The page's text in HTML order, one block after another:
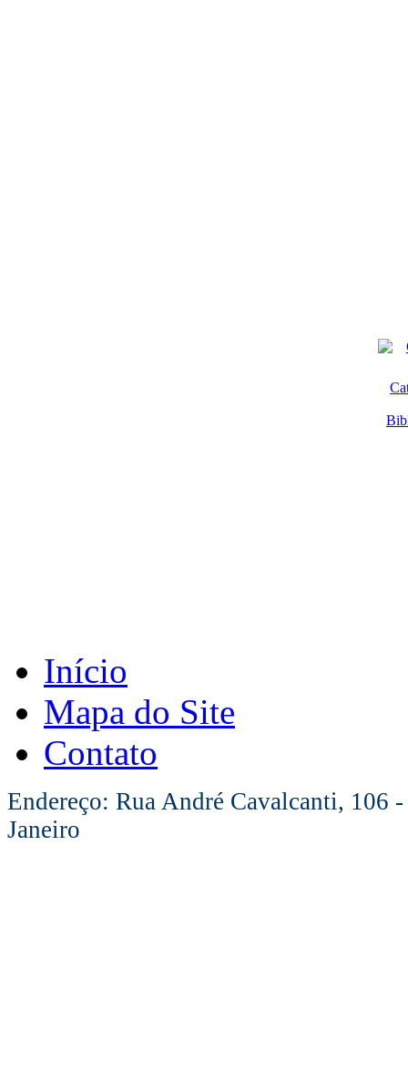
Início
Mapa do Site
Contato
Endereço: Rua André Cavalcanti, 106
Janeiro